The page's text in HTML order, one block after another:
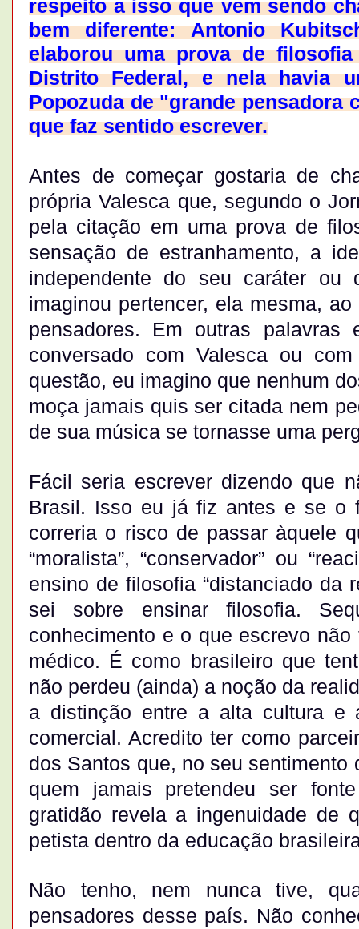
respeito a isso que vem sendo
bem diferente: Antonio
elaborou uma prova de
Distrito Federal, e nela havia
Popozuda de "grande pensadora
que faz sentido escrever.
Antes de começar gostaria de
própria Valesca que, segundo o
pela citação em uma prova de
sensação de estranhamento, a
independente do seu caráter ou
imaginou pertencer, ela mesma,
pensadores. Em outras
conversado com Valesca ou
questão, eu imagino que nenhum
moça jamais quis ser citada nem
de sua música se tornasse uma
Fácil seria escrever dizendo que
Brasil. Isso eu já fiz antes e se o
correria o risco de passar àquele
“moralista”, “conservador” ou
ensino de filosofia “distanciado da
sei sobre ensinar filosofia.
conhecimento e o que escrevo
médico. É como brasileiro que
não perdeu (ainda) a noção da
a distinção entre a alta cultura e
comercial. Acredito ter como
dos Santos que, no seu
quem jamais pretendeu ser
gratidão revela a ingenuidade de
petista dentro da educação
Não tenho, nem nunca tive,
pensadores desse país. Não